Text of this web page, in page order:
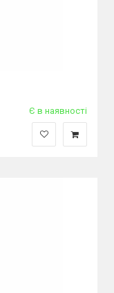
Є в наявності